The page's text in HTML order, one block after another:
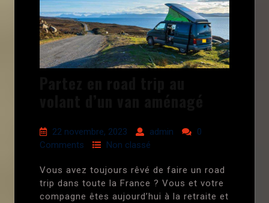
22 novembre, 2023 admin
0
Comments
Non classé
Vous avez toujours rêvé de faire un road
trip dans toute la France ? Vous et votre
compagne êtes aujourd’hui à la retraite et